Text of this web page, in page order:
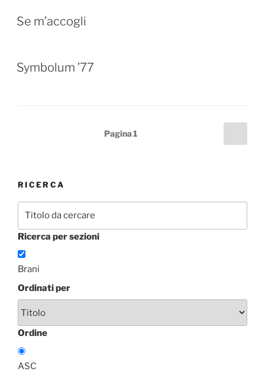
Se m’accogli
Symbolum ’77
Pagina1
RICERCA
Ricerca per sezioni
Brani
Ordinati per
Ordine
ASC